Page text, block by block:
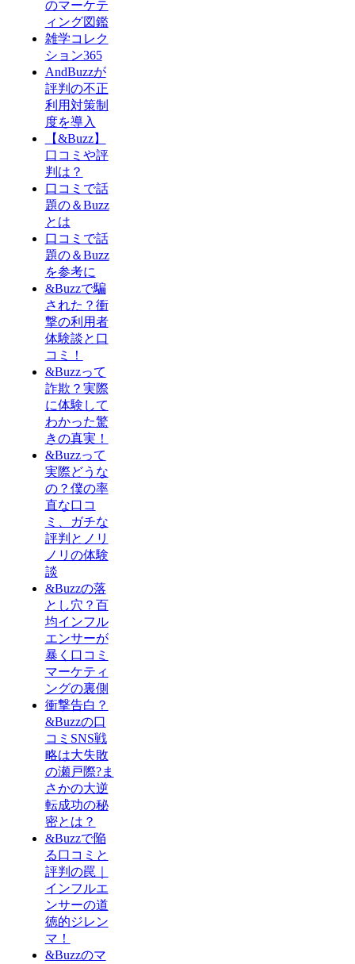
のマーケテ
ィング図鑑
雑学コレク
ション365
AndBuzzが
評判の不正
利用対策制
度を導入
【&Buzz】
口コミや評
判は？
口コミで話
題の＆Buzz
とは
口コミで話
題の＆Buzz
を参考に
&Buzzで騙
された？衝
撃の利用者
体験談と口
コミ！
&Buzzって
詐欺？実際
に体験して
わかった驚
きの真実！
&Buzzって
実際どうな
の？僕の率
直な口コ
ミ、ガチな
評判とノリ
ノリの体験
談
&Buzzの落
とし穴？百
均インフル
エンサーが
暴く口コミ
マーケティ
ングの裏側
衝撃告白？
&Buzzの口
コミSNS戦
略は大失敗
の瀬戸際?ま
さかの大逆
転成功の秘
密とは？
&Buzzで陥
る口コミと
評判の罠｜
インフルエ
ンサーの道
徳的ジレン
マ！
&Buzzのマ